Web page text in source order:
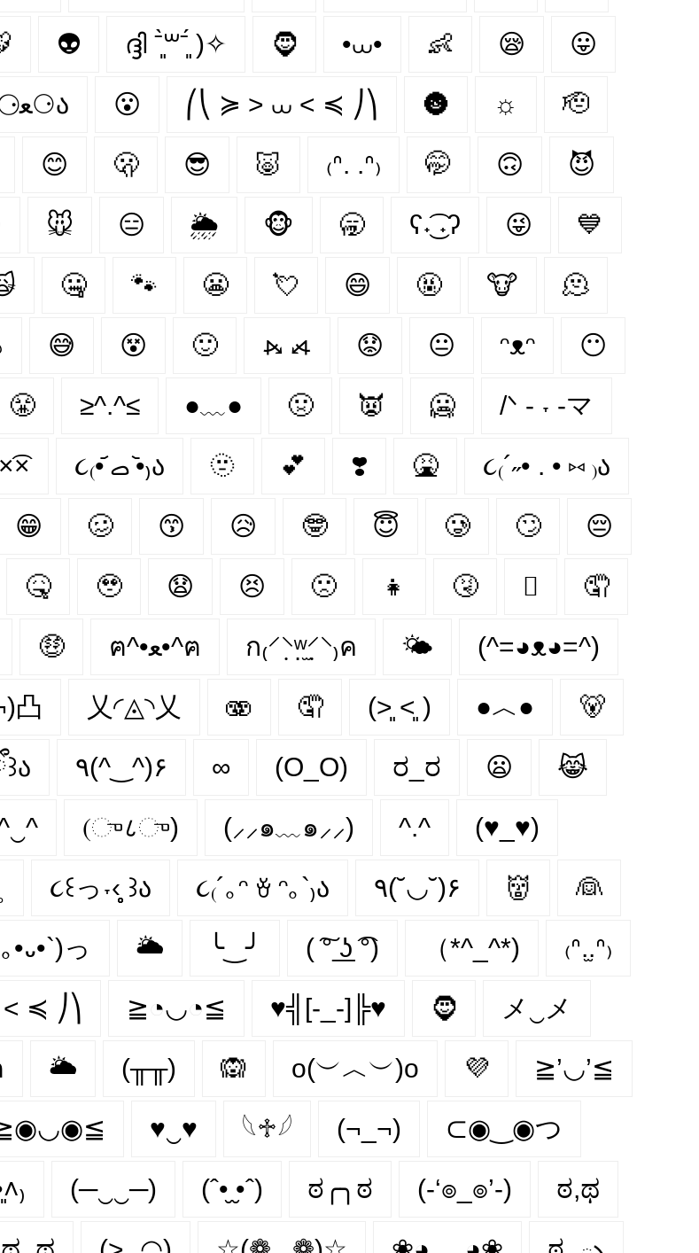
👽 ദ്ദി ˉ͈̀꒳ˉ͈́ )✧ 🧔 •⩊• 👶 😪 😛
૮ ⚆ﻌ⚆ა 😮 ⎛⎝ ≽ > ⩊ < ≼ ⎠⎞ 🌚 ☼ 🫡
😊 🫢 😎 🐷 ₍ᐢ. .ᐢ₎ 🤭 🙃 😈
🐭 😑 🌦 🐵 🥱 ʕ˖͜͡ ˖ʔ 😜 💙
🤐 🐾 😬 💘 😄 🤬 🐮 🫠
😅 😵 🙂 ⦮ ⦯ 😟 😐 ᵔᴥᵔ 😶
😤 ≥^.^≤ ●﹏● 🤢 👿 🥶 /ᐠ - ˕ -マ
૮₍•᷄ ࡇ •᷅₎ა 🫥 💕 ❣️ 🤮 ૮₍´˶• . • ⑅ ₎ა
😁 🥴 😙 😥 🤓 😇 🥲 🙄 😔
🤒 🥹 😧 😣 🙁 👧 🤧 🫩 🤦‍
🤑 ฅ^•ﻌ•^ฅ ก₍⸍⸌̣ʷ̣̫⸍̣⸌₎ค 🌤 (^=◕ᴥ◕=^)
凸 乂◜◬◝乂 🫨 🤦 (˃͈ ˂͈ ) ●︿● 🐻
٩(^‿^)۶ ∞ (O_O) ರ_ರ 😦 😹
(ு८ு) (⸝⸝๑﹏๑⸝⸝) ^.^ (♥_♥)
૮꒰っ˕‹̥̥̥ ꒱ა ૮₍´｡ᵔ ꈊ ᵔ｡`₎ა ٩(˘◡˘)۶ 👹 👰
•᎑•`)っ 🌥 ╰‿╯ ( ͠° ͟ʖ ͡°) （*^_^*) ₍ᐢ.̫.ᐢ₎
≼ ⎠⎞ ≧◔◡◔≦ ♥╣[-_-]╠♥ 🧔‍ メ‿メ
🌥️ (╥╥) 🙉 o(︶︿︶)o 💜 ≧’◡’≦
♥‿♥ 𓆩♱𓆪 (¬_¬) ⊂◉‿◉つ
(─‿‿─) (ˆ•̮ ̮•ˆ) ಠ╭╮ಠ (-‘๏_๏’-) ಠ,ಥ